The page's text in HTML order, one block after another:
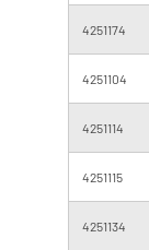
4251174
4251104
4251114
4251115
4251134